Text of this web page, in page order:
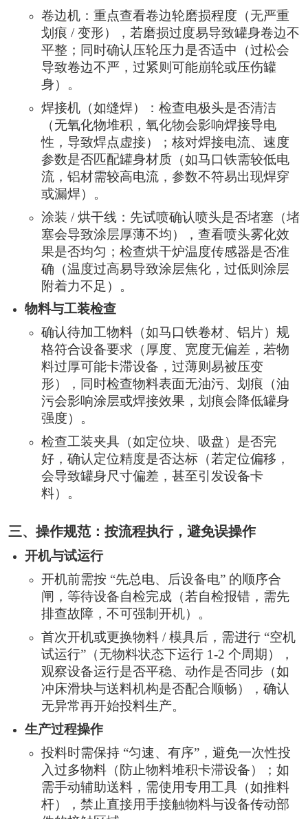
卷边机：重点查看卷边轮磨损程度（无严重
划痕 / 变形），若磨损过度易导致罐身卷边不
平整；同时确认压轮压力是否适中（过松会
导致卷边不严，过紧则可能崩轮或压伤罐
身）。
焊接机（如缝焊）：检查电极头是否清洁
（无氧化物堆积，氧化物会影响焊接导电
性，导致焊点虚接）；核对焊接电流、速度
参数是否匹配罐身材质（如马口铁需较低电
流，铝材需较高电流，参数不符易出现焊穿
或漏焊）。
涂装 / 烘干线：先试喷确认喷头是否堵塞（堵
塞会导致涂层厚薄不均），查看喷头雾化效
果是否均匀；检查烘干炉温度传感器是否准
确（温度过高易导致涂层焦化，过低则涂层
附着力不足）。
物料与工装检查
确认待加工物料（如马口铁卷材、铝片）规
格符合设备要求（厚度、宽度无偏差，若物
料过厚可能卡滞设备，过薄则易被压变
形），同时检查物料表面无油污、划痕（油
污会影响涂层或焊接效果，划痕会降低罐身
强度）。
检查工装夹具（如定位块、吸盘）是否完
好，确认定位精度是否达标（若定位偏移，
会导致罐身尺寸偏差，甚至引发设备卡
料）。
三、操作规范：按流程执行，避免误操作
开机与试运行
开机前需按 “先总电、后设备电” 的顺序合
闸，等待设备自检完成（若自检报错，需先
排查故障，不可强制开机）。
首次开机或更换物料 / 模具后，需进行 “空机
试运行”（无物料状态下运行 1-2 个周期），
观察设备运行是否平稳、动作是否同步（如
冲床滑块与送料机构是否配合顺畅），确认
无异常再开始投料生产。
生产过程操作
投料时需保持 “匀速、有序”，避免一次性投
入过多物料（防止物料堆积卡滞设备）；如
需手动辅助送料，需使用专用工具（如推料
杆），禁止直接用手接触物料与设备传动部